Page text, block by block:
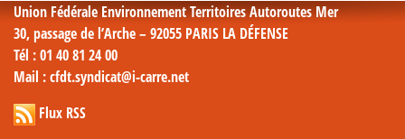
Union Fédérale Environnement Territoires Autoroutes Mer
30, passage de l’Arche – 92055 PARIS LA DÉFENSE
Tél : 01 40 81 24 00
Mail : cfdt.syndicat@i-carre.net
Flux RSS